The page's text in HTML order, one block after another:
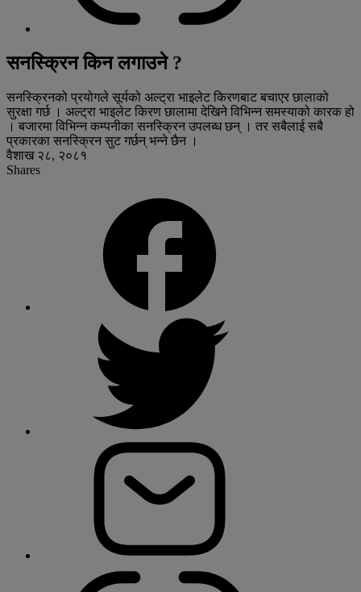
सनस्क्रिन किन लगाउने ?
सनस्क्रिनको प्रयोगले सूर्यको अल्ट्रा भाइलेट किरणबाट बचाएर छालाको
सुरक्षा गर्छ । अल्ट्रा भाइलेट किरण छालामा देखिने विभिन्न समस्याको कारक हो
। बजारमा विभिन्न कम्पनीका सनस्क्रिन उपलब्ध छन् । तर सबैलाई सबै
प्रकारका सनस्क्रिन सुट गर्छन् भन्ने छैन ।
वैशाख २८, २०८१
Shares